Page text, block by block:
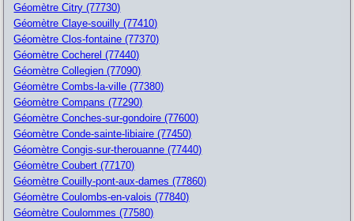
Géomètre Citry (77730)
Géomètre Claye-souilly (77410)
Géomètre Clos-fontaine (77370)
Géomètre Cocherel (77440)
Géomètre Collegien (77090)
Géomètre Combs-la-ville (77380)
Géomètre Compans (77290)
Géomètre Conches-sur-gondoire (77600)
Géomètre Conde-sainte-libiaire (77450)
Géomètre Congis-sur-therouanne (77440)
Géomètre Coubert (77170)
Géomètre Couilly-pont-aux-dames (77860)
Géomètre Coulombs-en-valois (77840)
Géomètre Coulommes (77580)